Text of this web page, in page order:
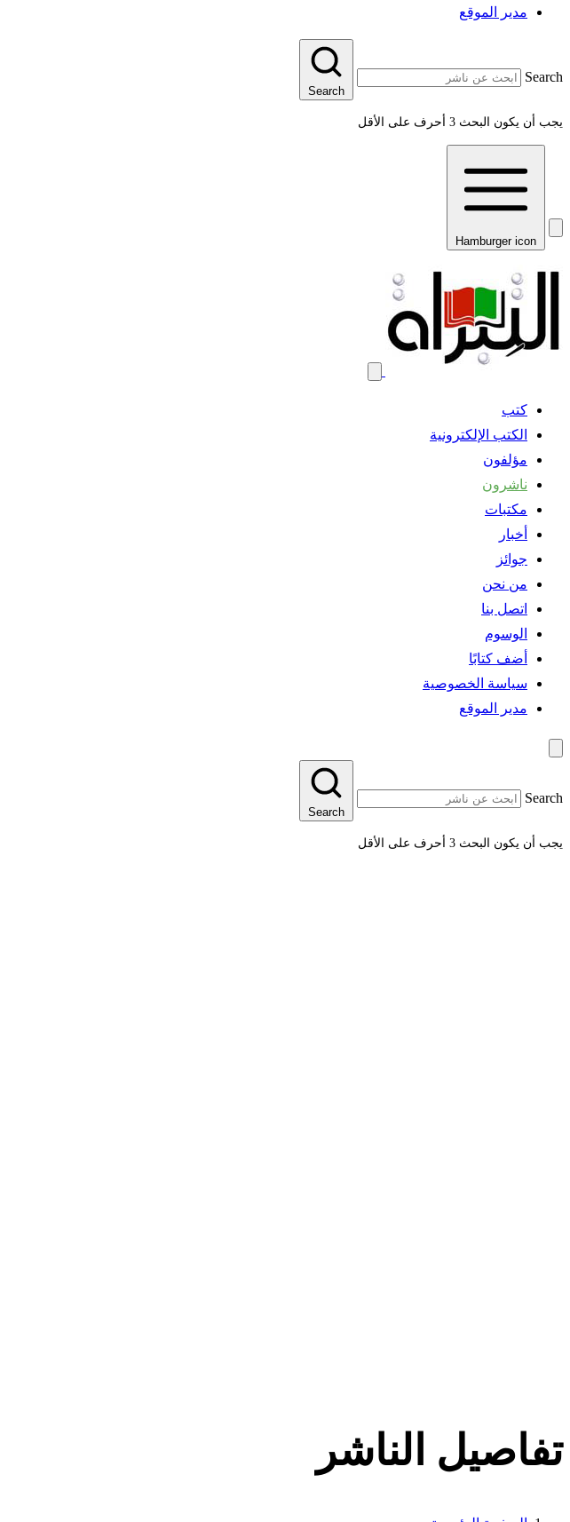
مدير الموقع
Search
Search
يجب أن يكون البحث 3 أحرف على الأقل
Hamburger icon
كتب
الكتب الإلكترونية
مؤلفون
ناشرون
مكتبات
أخبار
جوائز
من نحن
اتصل بنا
الوسوم
أضف كتابًا
سياسة الخصوصية
مدير الموقع
Search
Search
يجب أن يكون البحث 3 أحرف على الأقل
تفاصيل الناشر